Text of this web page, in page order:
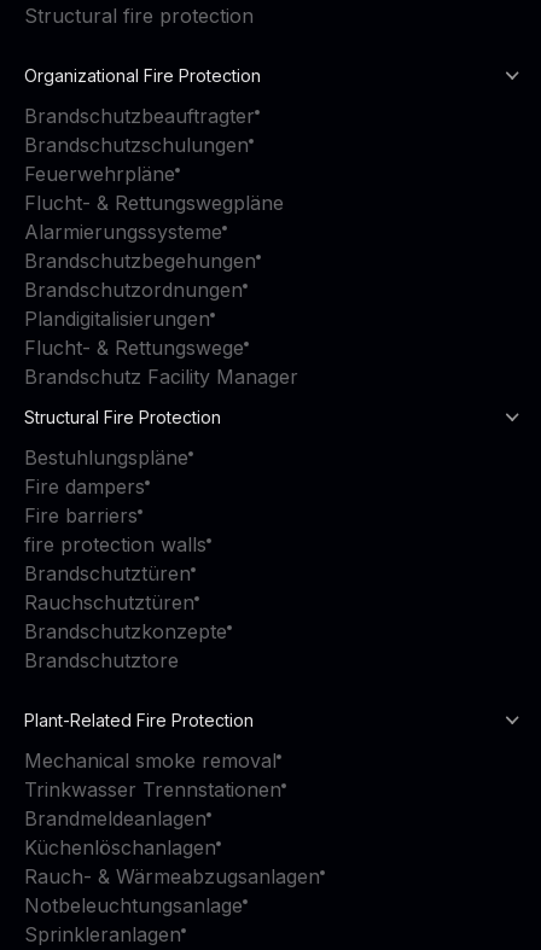
Structural fire protection
Organizational Fire Protection
Brandschutzbeauftragter
Brandschutzschulungen
Feuerwehrpläne
Flucht- & Rettungswegpläne
Alarmierungssysteme
Brandschutzbegehungen
Brandschutzordnungen
Plandigitalisierungen
Flucht- & Rettungswege
Brandschutz Facility Manager
Structural Fire Protection
Bestuhlungspläne
Fire dampers
Fire barriers
fire protection walls
Brandschutztüren
Rauchschutztüren
Brandschutzkonzepte
Brandschutztore
Plant-Related Fire Protection
Mechanical smoke removal
Trinkwasser Trennstationen
Brandmeldeanlagen
Küchenlöschanlagen
Rauch- & Wärmeabzugsanlagen
Notbeleuchtungsanlage
Sprinkleranlagen